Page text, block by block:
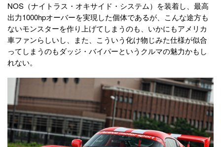
NOS（ナイトラス・オキサイド・システム）を装着し、最高
出力1000hpオーバーを実現した個体であるが、こんな途方も
ないモンスターを作り上げてしまうのも、いかにもアメリカ
車ファンらしいし、また、こういう化け物じみた仕様が似合
ってしまうのもダッジ・バイパーというクルマの魅力かもし
れない。